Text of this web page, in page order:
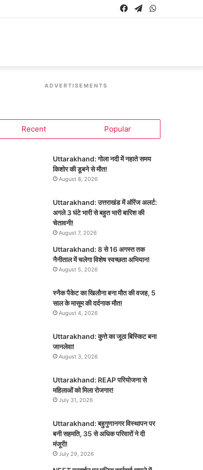
Telegram
Facebook
ADVERTISEMENTS
Recent Popular
Uttarakhand: गोला नदी में नहाते समय
किशोर की डूबने से मौत!
August 8, 2026
Uttarakhand: उत्तराखंड में ऑरेंज अलर्ट:
अगले 3 घंटे भारी से बहुत भारी बारिश की
चेतावनी!
August 7, 2026
Uttarakhand: 8 से 16 अगस्त तक
नैनीताल में चलेगा विशेष स्वच्छता अभियान!
August 5, 2026
स्नैक पैकेट का खिलौना बना मौत की वजह, 5
साल के मासूम की दर्दनाक मौत!
August 4, 2026
Uttarakhand: कुत्ते का जूठा बिस्किट बना
जानलेवा!
August 3, 2026
Uttarakhand: REAP परियोजना से
महिलाओं को मिला रोजगार!
July 31, 2026
Uttarakhand: बहुगुणानगर विस्थापन पर
बनी सहमति, 35 से अधिक परिवारों ने दी
मंजूरी!
July 29, 2026